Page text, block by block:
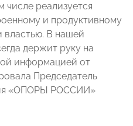
числе реализуется
и продуктивному
властью. В нашей
держит руку на
информацией от
Председатель
«ОПОРЫ РОССИИ»